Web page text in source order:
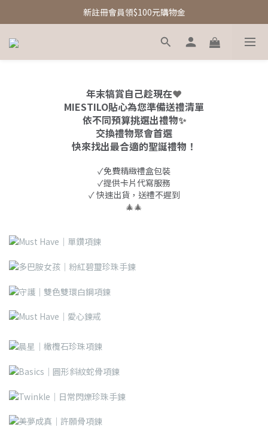
新註冊會員領$100元購物金
新註冊會員領$100元購物金
Free Shipping｜台灣滿額享免運優惠
新註冊會員領$100元購物金
年末犒賞自己趁現在❤️
MIESTILO貼心為您準備送禮清單
依不同預算挑選出禮物✨
交換禮物聚會首選
快來找出最合適的聖誕禮物！
✓免費精緻禮盒包裝
✓提供卡片代寫服務
✓ 快速出貨，送禮不遲到
🎄🎄